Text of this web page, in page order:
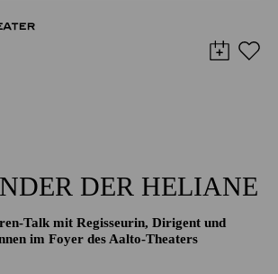
DER HELIANE
Talk mit Regisseurin, Dirigent und
im Foyer des Aalto-Theaters